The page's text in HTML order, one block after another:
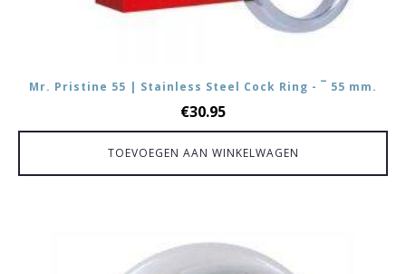
Mr. Pristine 55 | Stainless Steel Cock Ring - ¯ 55 mm.
€30.95
TOEVOEGEN AAN WINKELWAGEN